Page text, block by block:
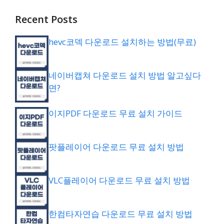
Recent Posts
hevc코덱 다운로드 설치하는 방법(무료)
네이버캡쳐 다운로드 설치 방법 알고싶다
면?
이지PDF 다운로드 무료 설치 가이드
팟플레이어 다운로드 무료 설치 방법
VLC플레이어 다운로드 무료 설치 방법
한컴타자연습 다운로드 무료 설치 방법